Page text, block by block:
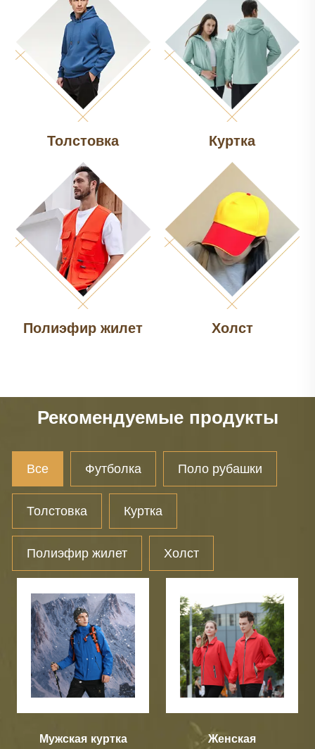
Толстовка Куртка
Полиэфир жилет Холст
Рекомендуемые продукты
Все Футболка Поло рубашки
Толстовка Куртка
Полиэфир жилет Холст
Мужская куртка
Женская